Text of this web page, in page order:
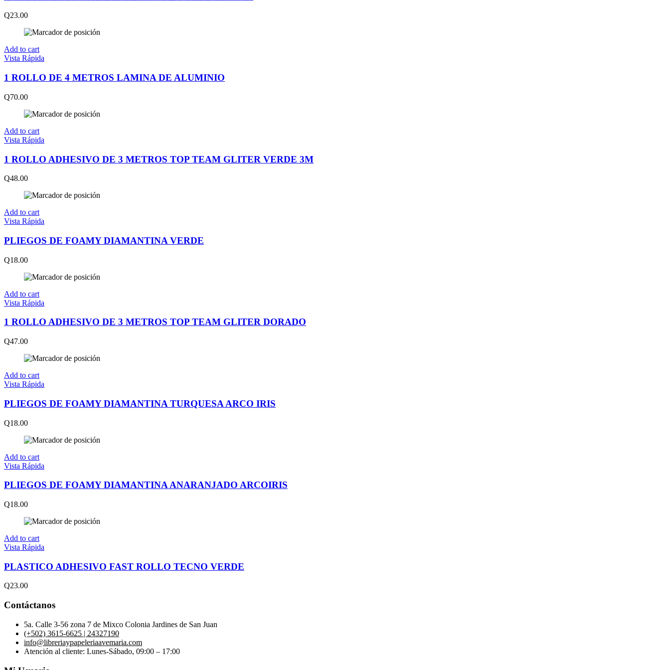
Q23.00
Add to cart
Vista Rápida
1 ROLLO DE 4 METROS LAMINA DE ALUMINIO
Q70.00
Add to cart
Vista Rápida
1 ROLLO ADHESIVO DE 3 METROS TOP TEAM GLITER VERDE 3M
Q48.00
Add to cart
Vista Rápida
PLIEGOS DE FOAMY DIAMANTINA VERDE
Q18.00
Add to cart
Vista Rápida
1 ROLLO ADHESIVO DE 3 METROS TOP TEAM GLITER DORADO
Q47.00
Add to cart
Vista Rápida
PLIEGOS DE FOAMY DIAMANTINA TURQUESA ARCO IRIS
Q18.00
Add to cart
Vista Rápida
PLIEGOS DE FOAMY DIAMANTINA ANARANJADO ARCOIRIS
Q18.00
Add to cart
Vista Rápida
PLASTICO ADHESIVO FAST ROLLO TECNO VERDE
Q23.00
Contáctanos
5a. Calle 3-56 zona 7 de Mixco Colonia Jardines de San Juan
(+502) 3615-6625 | 24327190
info@libreriaypapeleriaavemaria.com
Atención al cliente: Lunes-Sábado, 09:00 – 17:00